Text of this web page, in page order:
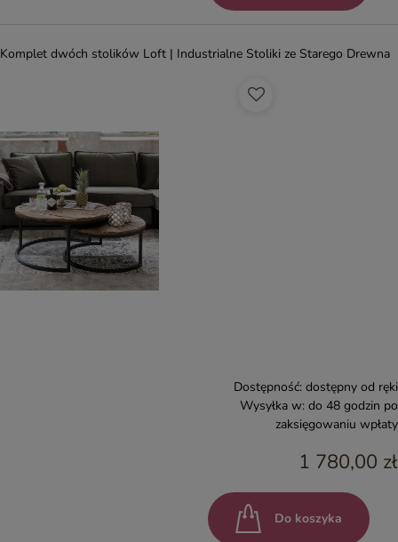
Komplet dwóch stolików Loft | Industrialne Stoliki ze Starego Drewna
Dostępność: dostępny od ręki
Wysyłka w: do 48 godzin po
zaksięgowaniu wpłaty
1 780,00 zł
Do koszyka